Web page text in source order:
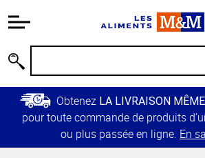
relative à
Passer
contenu
principal
Retour à
Obtenez LA LIVRAISON
pour toute commande de produits
ou plus passée en ligne. En